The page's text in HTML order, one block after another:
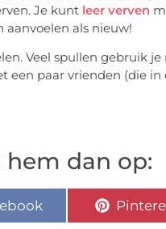
Je kunt leer verven
aanvoelen als nieuw!
Veel spullen gebruik
een paar vrienden (die
hem dan op: